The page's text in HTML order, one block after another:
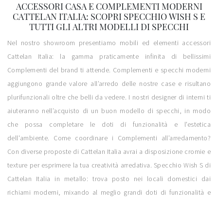
ACCESSORI CASA E COMPLEMENTI MODERNI
CATTELAN ITALIA: SCOPRI SPECCHIO WISH S E
TUTTI GLI ALTRI MODELLI DI SPECCHI
Nel nostro showroom presentiamo mobili ed elementi accessori
Cattelan Italia: la gamma praticamente infinita di bellissimi
Complementi del brand ti attende. Complementi e specchi moderni
aggiungono grande valore all’arredo delle nostre case e risultano
plurifunzionali oltre che belli da vedere. I nostri designer di interni ti
aiuteranno nell’acquisto di un buon modello di specchi, in modo
che possa completare le doti di funzionalità e l'estetica
dell'ambiente. Come coordinare i Complementi all’arredamento?
Con diverse proposte di Cattelan Italia avrai a disposizione cromie e
texture per esprimere la tua creatività arredativa. Specchio Wish S di
Cattelan Italia in metallo: trova posto nei locali domestici dai
richiami moderni, mixando al meglio grandi doti di funzionalità e